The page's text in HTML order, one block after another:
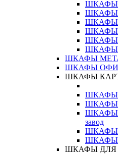
ШКАФЫ
ШКАФЫ
ШКАФЫ
ШКАФЫ
ШКАФЫ
ШКАФЫ
ШКАФЫ
ШКАФЫ
ШКАФЫ
ШКАФЫ
ШКАФЫ
ШКАФЫ
завод
ШКАФЫ
ШКАФЫ
ШКАФЫ ДЛЯ